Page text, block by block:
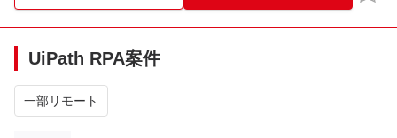
上流から手を動かす工程まで幅広くご担当いただく予定で
す。
＜業務内容＞
・見積作成
・開発案件の進捗管理、工数管理（プロジェクト全体の管
UiPath RPA案件
一部リモート